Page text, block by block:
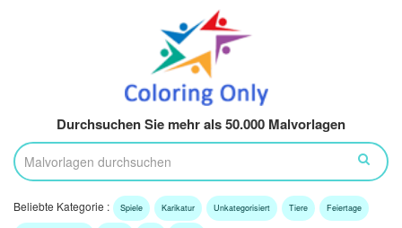
Durchsuchen Sie mehr als 50.000 Malvorlagen
Beliebte Kategorie : Spiele Karikatur Unkategorisiert Tiere Feiertage